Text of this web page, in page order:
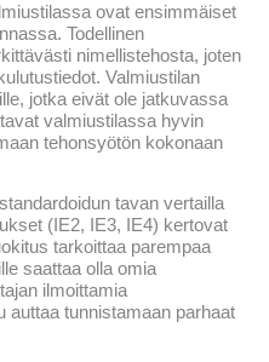
ovat ensimmäiset
Todellinen
nimellistehosta, joten
Valmiustilan
jotka eivät ole jatkuvassa
valmiustilassa hyvin
tehonsyötön kokonaan
tavan vertailla
(IE2, IE3, IE4) kertovat
tarkoittaa parempaa
saattaa olla omia
ilmoittamia
auttaa tunnistamaan parhaat